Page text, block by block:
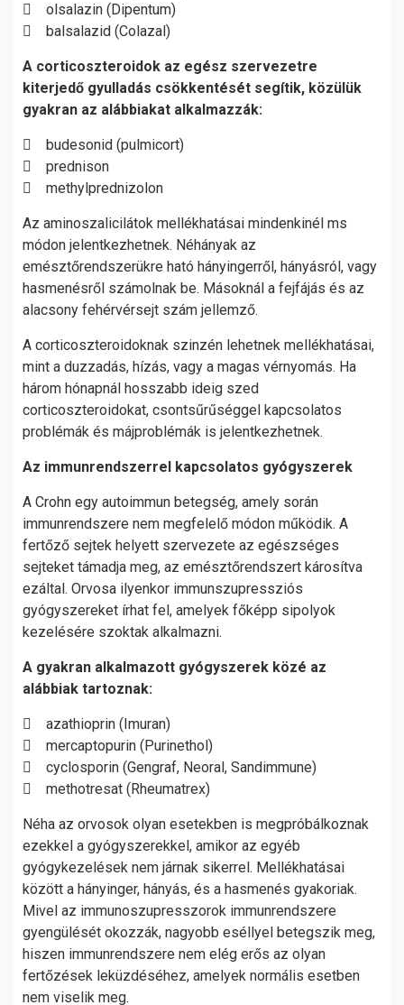
 olsalazin (Dipentum)
 balsalazid (Colazal)
A corticoszteroidok az egész szervezetre
kiterjedő gyulladás csökkentését segítik, közülük
gyakran az alábbiakat alkalmazzák:
 budesonid (pulmicort)
 prednison
 methylprednizolon
Az aminoszalicilátok mellékhatásai mindenkinél ms
módon jelentkezhetnek. Néhányak az
emésztőrendszerükre ható hányingerről, hányásról, vagy
hasmenésről számolnak be. Másoknál a fejfájás és az
alacsony fehérvérsejt szám jellemző.
A corticoszteroidoknak szinzén lehetnek mellékhatásai,
mint a duzzadás, hízás, vagy a magas vérnyomás. Ha
három hónapnál hosszabb ideig szed
corticoszteroidokat, csontsűrűséggel kapcsolatos
problémák és májproblémák is jelentkezhetnek.
Az immunrendszerrel kapcsolatos gyógyszerek
A Crohn egy autoimmun betegség, amely során
immunrendszere nem megfelelő módon működik. A
fertőző sejtek helyett szervezete az egészséges
sejteket támadja meg, az emésztőrendszert károsítva
ezáltal. Orvosa ilyenkor immunszupressziós
gyógyszereket írhat fel, amelyek főképp sipolyok
kezelésére szoktak alkalmazni.
A gyakran alkalmazott gyógyszerek közé az
alábbiak tartoznak:
 azathioprin (Imuran)
 mercaptopurin (Purinethol)
 cyclosporin (Gengraf, Neoral, Sandimmune)
 methotresat (Rheumatrex)
Néha az orvosok olyan esetekben is megpróbálkoznak
ezekkel a gyógyszerekkel, amikor az egyéb
gyógykezelések nem járnak sikerrel. Mellékhatásai
között a hányinger, hányás, és a hasmenés gyakoriak.
Mivel az immunoszupresszorok immunrendszere
gyengülését okozzák, nagyobb eséllyel betegszik meg,
hiszen immunrendszere nem elég erős az olyan
fertőzések leküzdéséhez, amelyek normális esetben
nem viselik meg.